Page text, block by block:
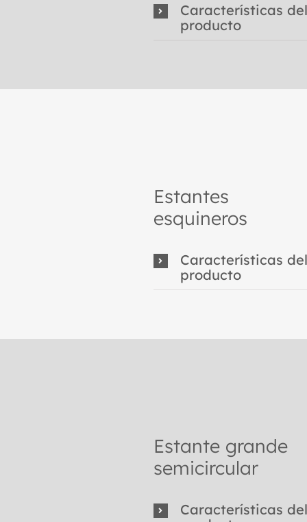
Características del
producto
Estantes
esquineros
Características del
producto
Estante grande
semicircular
Características del